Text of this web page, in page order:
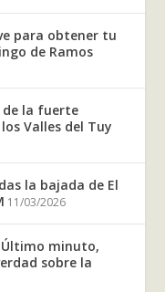
para obtener tu
de Ramos
de la fuerte
Valles del Tuy
la bajada de El
11/03/2026
Último minuto,
sobre la